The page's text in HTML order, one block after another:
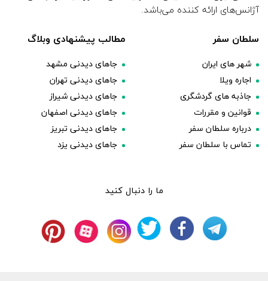
آژانس‌های ارائه کننده می‌باشد.
سلطان سفر
شهر های ایران
اجاره ویلا
جاذبه های گردشگری
قوانین و مقررات
درباره سلطان سفر
تماس با سلطان سفر
مطالب پیشنهادی وبلاگ
جاهای دیدنی مشهد
جاهای دیدنی تهران
جاهای دیدنی شیراز
جاهای دیدنی اصفهان
جاهای دیدنی تبریز
جاهای دیدنی یزد
ما را دنبال کنید